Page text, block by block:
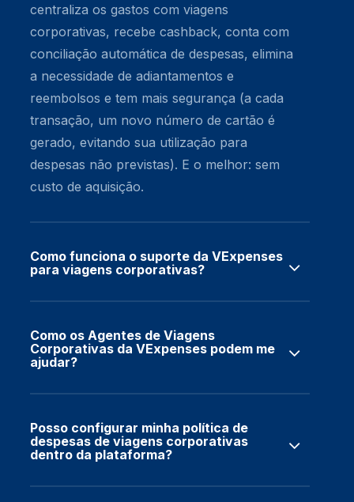
centraliza os gastos com viagens
corporativas, recebe cashback, conta com
conciliação automática de despesas, elimina
a necessidade de adiantamentos e
reembolsos e tem mais segurança (a cada
transação, um novo número de cartão é
gerado, evitando sua utilização para
despesas não previstas). E o melhor: sem
custo de aquisição.
Como funciona o suporte da VExpenses
para viagens corporativas?
Como os Agentes de Viagens
Corporativas da VExpenses podem me
ajudar?
Posso configurar minha política de
despesas de viagens corporativas
dentro da plataforma?